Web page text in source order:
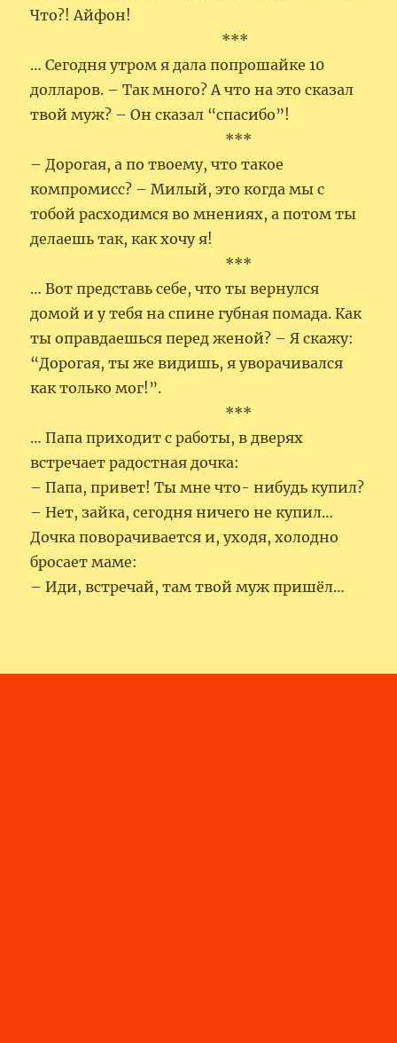
Что?! Айфон!
***
… Сегодня утром я дала попрошайке 10
долларов. – Так много? А что на это сказал
твой муж? – Он сказал “спасибо”!
***
– Дорогая, а по твоему, что такое
компромисс? – Милый, это когда мы с
тобой расходимся во мнениях, а потом ты
делаешь так, как хочу я!
***
… Вот представь себе, что ты вернулся
домой и у тебя на спине губная помада. Как
ты оправдаешься перед женой? – Я скажу:
“Дорогая, ты же видишь, я уворачивался
как только мог!”.
***
… Папа приходит с работы, в дверях
встречает радостная дочка:
– Папа, привет! Ты мне что- нибудь купил?
– Нет, зайка, сегодня ничего не купил…
Дочка поворачивается и, уходя, холодно
бросает маме:
– Иди, встречай, там твой муж пришёл…